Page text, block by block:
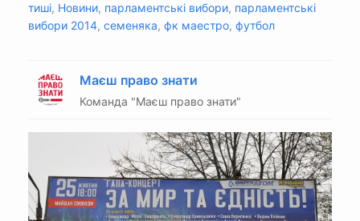
тиші, Новини, парламентські вибори, парламентські
вибори 2014, семеняка, фк маестро, футбол
Маєш право знати
Команда "Маєш право знати"